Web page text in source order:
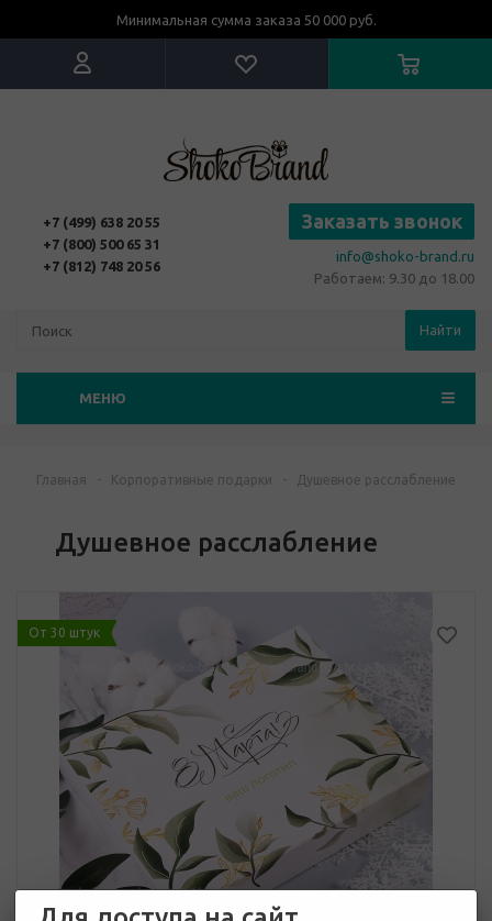
Минимальная сумма заказа 50 000 руб.
+7 (499) 638 20 55
+7 (800) 500 65 31
+7 (812) 748 20 56
Заказать звонок
info@shoko-brand.ru
Работаем: 9.30 до 18.00
Найти
МЕНЮ
Главная - Корпоративные подарки - Душевное расслабление
Душевное расслабление
От 30 штук